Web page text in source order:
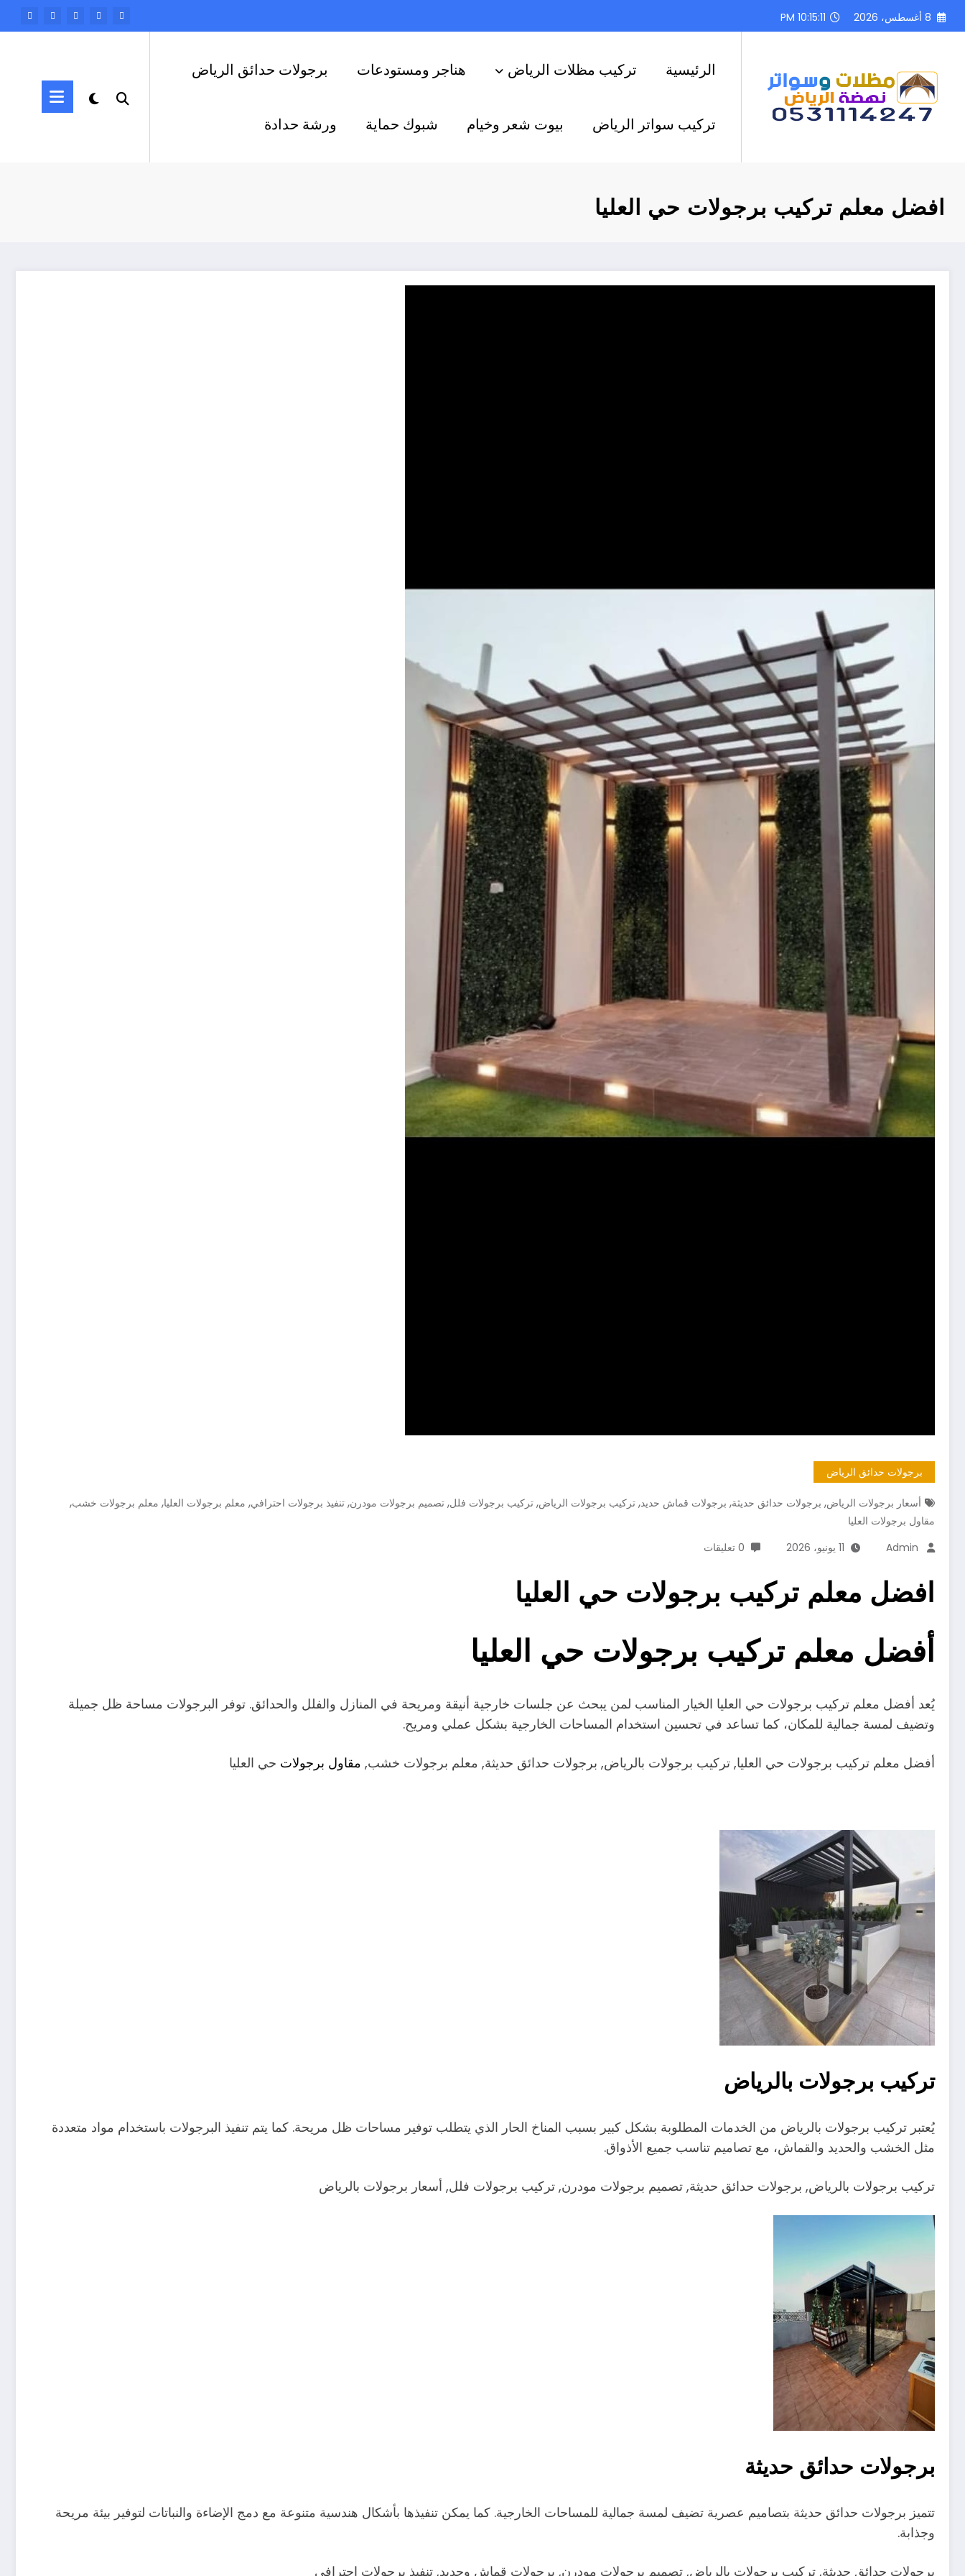
التجاوز
8 أغسطس، 2026 10:15:12 PM
الرئيسية تركيب مظلات الرياض هناجر ومستودعات برجولات حدائق الرياض
تركيب سواتر الرياض بيوت شعر وخيام شبوك حماية ورشة حدادة
افضل معلم تركيب برجولات حي العليا
برجولات حدائق الرياض
أسعار برجولات الرياض, برجولات حدائق حديثة, برجولات قماش حديد, تركيب برجولات الرياض, تركيب برجولات فلل, تصميم برجولات مودرن, تنفيذ برجولات احترافي, معلم برجولات العليا, معلم برجولات خشب,
مقاول برجولات العليا
Admin
11 يونيو، 2026 0 تعليقات
افضل معلم تركيب برجولات حي العليا
أفضل معلم تركيب برجولات حي العليا
يُعد أفضل معلم تركيب برجولات حي العليا الخيار المناسب لمن يبحث عن جلسات خارجية أنيقة ومريحة في المنازل والفلل والحدائق. توفر البرجولات مساحة ظل جميلة
وتضيف لمسة جمالية للمكان، كما تساعد في تحسين استخدام المساحات الخارجية بشكل عملي ومريح.
أفضل معلم تركيب برجولات حي العليا, تركيب برجولات بالرياض, برجولات حدائق حديثة, معلم برجولات خشب, مقاول برجولات حي العليا
تركيب برجولات بالرياض
يُعتبر تركيب برجولات بالرياض من الخدمات المطلوبة بشكل كبير بسبب المناخ الحار الذي يتطلب توفير مساحات ظل مريحة. كما يتم تنفيذ البرجولات باستخدام مواد متعددة
مثل الخشب والحديد والقماش، مع تصاميم تناسب جميع الأذواق.
تركيب برجولات بالرياض, برجولات حدائق حديثة, تصميم برجولات مودرن, تركيب برجولات فلل, أسعار برجولات بالرياض
برجولات حدائق حديثة
تتميز برجولات حدائق حديثة بتصاميم عصرية تضيف لمسة جمالية للمساحات الخارجية. كما يمكن تنفيذها بأشكال هندسية متنوعة مع دمج الإضاءة والنباتات لتوفير بيئة مريحة
وجذابة.
برجولات حدائق حديثة, تركيب برجولات بالرياض, تصميم برجولات مودرن, برجولات قماش وحديد, تنفيذ برجولات احترافي